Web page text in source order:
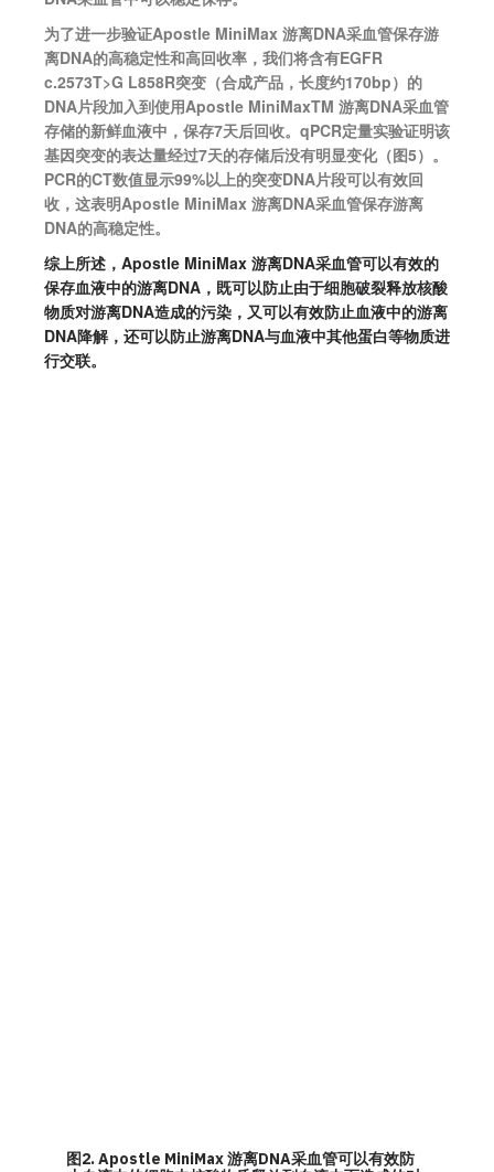
为了进一步验证Apostle MiniMax 游离DNA采血管保存游
离DNA的高稳定性和高回收率，我们将含有EGFR
c.2573T>G L858R突变（合成产品，长度约170bp）的
DNA片段加入到使用Apostle MiniMaxTM 游离DNA采血管
存储的新鲜血液中，保存7天后回收。qPCR定量实验证明该
基因突变的表达量经过7天的存储后没有明显变化（图5）。
PCR的CT数值显示99%以上的突变DNA片段可以有效回
收，这表明Apostle MiniMax 游离DNA采血管保存游离
DNA的高稳定性。
综上所述，Apostle MiniMax 游离DNA采血管可以有效的
保存血液中的游离DNA，既可以防止由于细胞破裂释放核酸
物质对游离DNA造成的污染，又可以有效防止血液中的游离
DNA降解，还可以防止游离DNA与血液中其他蛋白等物质进
行交联。
图2. Apostle MiniMax 游离DNA采血管可以有效防